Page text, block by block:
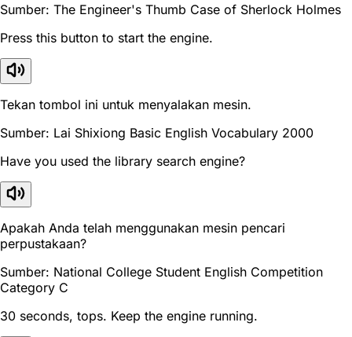
Sumber: The Engineer's Thumb Case of Sherlock Holmes
Press this button to start the engine.
Tekan tombol ini untuk menyalakan mesin.
Sumber: Lai Shixiong Basic English Vocabulary 2000
Have you used the library search engine?
Apakah Anda telah menggunakan mesin pencari
perpustakaan?
Sumber: National College Student English Competition
Category C
30 seconds, tops. Keep the engine running.